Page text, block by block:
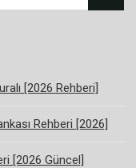
[2026 Rehberi]
Rehberi [2026]
[2026 Güncel]